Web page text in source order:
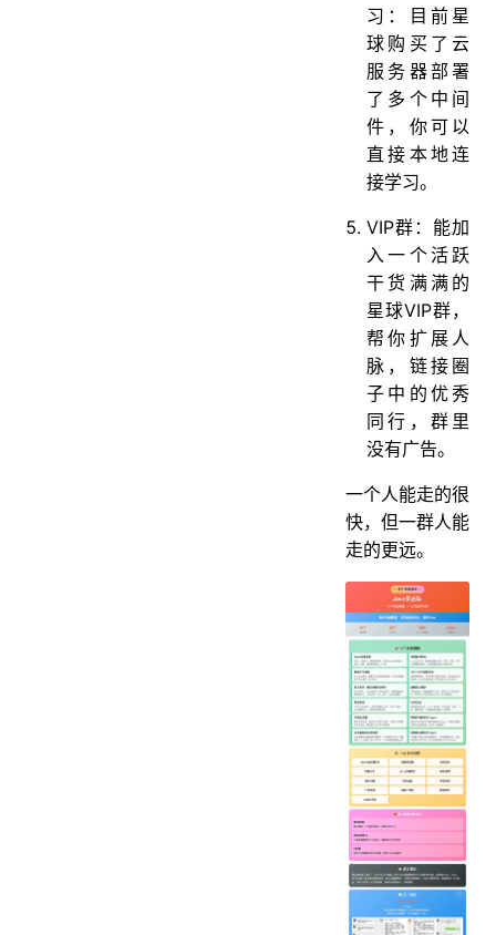
习：目前星
球购买了云
服务器部署
了多个中间
件，你可以
直接本地连
接学习。
VIP群：能加
入一个活跃
干货满满的
星球VIP群，
帮你扩展人
脉，链接圈
子中的优秀
同行，群里
没有广告。
一个人能走的很
快，但一群人能
走的更远。